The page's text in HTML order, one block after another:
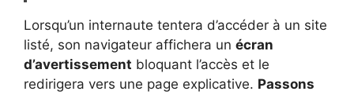
Lorsqu’un internaute tentera d’accéder à un site
listé, son navigateur affichera un écran
d’avertissement bloquant l’accès et le
redirigera vers une page explicative. Passons